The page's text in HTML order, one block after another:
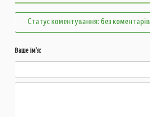
Статус коментування: без коментарів
Ваше ім'я: